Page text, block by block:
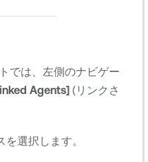
では、左側のナビゲー
Agents](リンクさ
選択します。